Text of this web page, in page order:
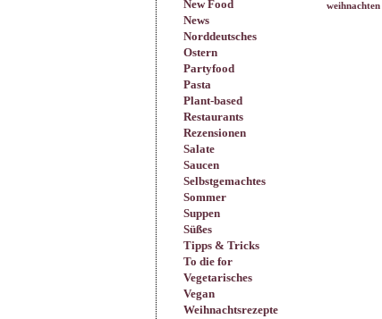
New Food
News
Norddeutsches
Ostern
Partyfood
Pasta
Plant-based
Restaurants
Rezensionen
Salate
Saucen
Selbstgemachtes
Sommer
Suppen
Süßes
Tipps & Tricks
To die for
Vegetarisches
Vegan
Weihnachtsrezepte
weihnachten